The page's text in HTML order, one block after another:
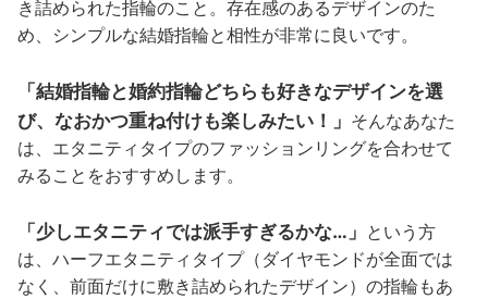
き詰められた指輪のこと。存在感のあるデザインのた
め、シンプルな結婚指輪と相性が非常に良いです。
「結婚指輪と婚約指輪どちらも好きなデザインを選
び、なおかつ重ね付けも楽しみたい！」 そんなあなた
は、エタニティタイプのファッションリングを合わせて
みることをおすすめします。
「少しエタニティでは派手すぎるかな…」 という方
は、ハーフエタニティタイプ（ダイヤモンドが全面では
なく、前面だけに敷き詰められたデザイン）の指輪もあ